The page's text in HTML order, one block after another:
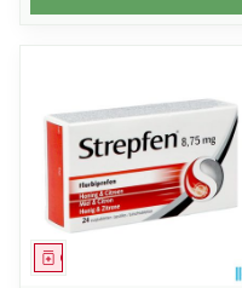
Geneesmiddel